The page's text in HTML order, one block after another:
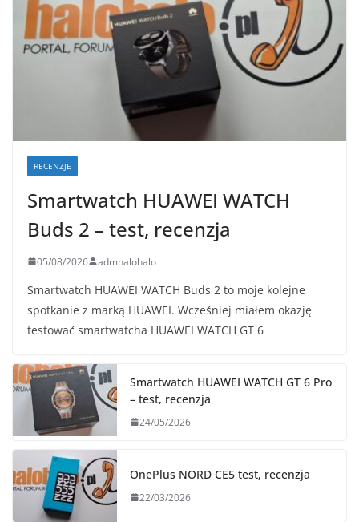
RECENZJE
Smartwatch HUAWEI WATCH
Buds 2 – test, recenzja
05/08/2026 admhalohalo
Smartwatch HUAWEI WATCH Buds 2 to moje kolejne
spotkanie z marką HUAWEI. Wcześniej miałem okazję
testować smartwatcha HUAWEI WATCH GT 6
Smartwatch HUAWEI WATCH GT 6 Pro
– test, recenzja
24/05/2026
OnePlus NORD CE5 test, recenzja
22/03/2026